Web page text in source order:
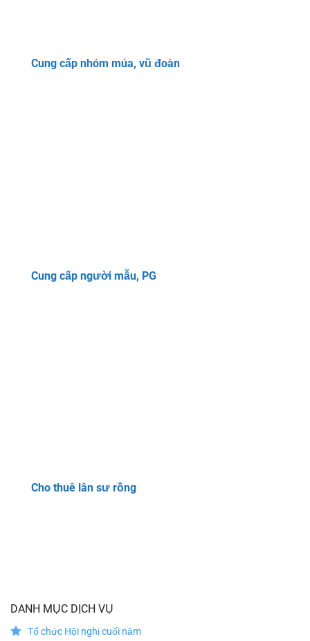
Cung cấp nhóm múa, vũ đoàn
Cung cấp người mẫu, PG
Cho thuê lân sư rồng
DANH MỤC DỊCH VỤ
Tổ chức Hội nghị cuối năm